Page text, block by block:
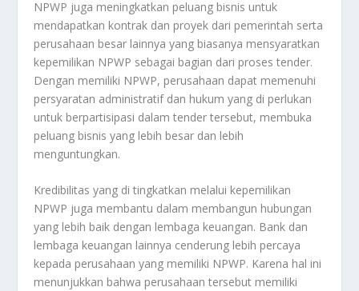
NPWP juga meningkatkan peluang bisnis untuk
mendapatkan kontrak dan proyek dari pemerintah serta
perusahaan besar lainnya yang biasanya mensyaratkan
kepemilikan NPWP sebagai bagian dari proses tender.
Dengan memiliki NPWP, perusahaan dapat memenuhi
persyaratan administratif dan hukum yang di perlukan
untuk berpartisipasi dalam tender tersebut, membuka
peluang bisnis yang lebih besar dan lebih
menguntungkan.
Kredibilitas yang di tingkatkan melalui kepemilikan
NPWP juga membantu dalam membangun hubungan
yang lebih baik dengan lembaga keuangan. Bank dan
lembaga keuangan lainnya cenderung lebih percaya
kepada perusahaan yang memiliki NPWP. Karena hal ini
menunjukkan bahwa perusahaan tersebut memiliki